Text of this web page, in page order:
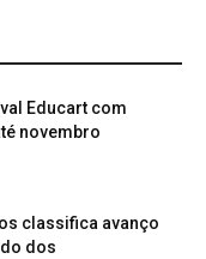
Educart com
novembro
classifica avanço
dos